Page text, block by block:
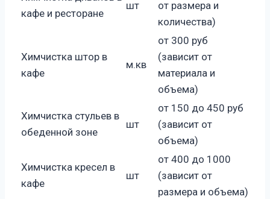
кафе и ресторане
шт
от размера и
количества)
Химчистка штор в
кафе
м.кв
от 300 руб
(зависит от
материала и
объема)
Химчистка стульев в
обеденной зоне
шт
от 150 до 450 руб
(зависит от
объема)
Химчистка кресел в
кафе
шт
от 400 до 1000
(зависит от
размера и объема)